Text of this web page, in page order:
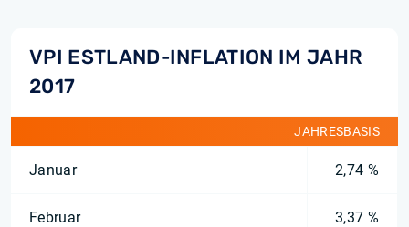
VPI ESTLAND-INFLATION IM JAHR
2017
JAHRESBASIS
Januar 2,74 %
Februar 3,37 %